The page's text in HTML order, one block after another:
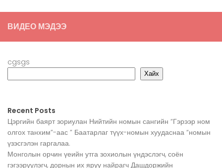
ВИДЕО МЭДЭЭ
cgsgs
Хайх
Recent Posts
Цэргийн баярт зориулан Нийтийн номын сангийн “Гэрээр ном
олгох танхим”-аас ” Баатарлаг түүх-номын хуудаснаа “номын
үзэсгэлэн гаргалаа.
Монголын орчин үеийн утга зохиолын үндэслэгч, соён
гэгээрүүлэгч, дорнын их яруу найрагч Дашдоржийн